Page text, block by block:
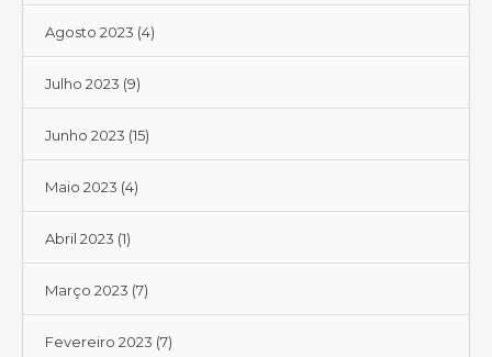
Agosto 2023 (4)
Julho 2023 (9)
Junho 2023 (15)
Maio 2023 (4)
Abril 2023 (1)
Março 2023 (7)
Fevereiro 2023 (7)